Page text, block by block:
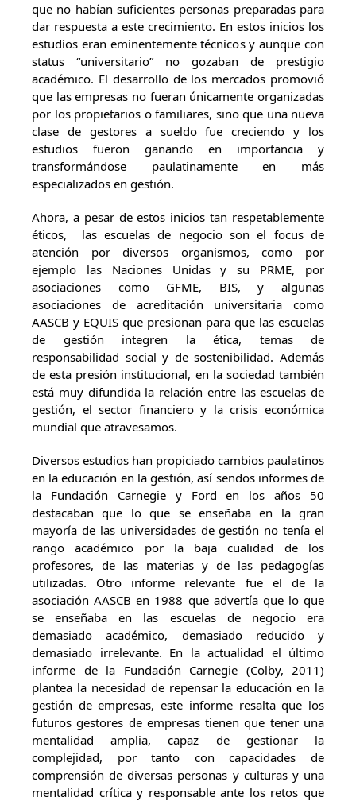
que no habían suficientes personas preparadas para
dar respuesta a este crecimiento. En estos inicios los
estudios eran eminentemente técnicos y aunque con
status “universitario” no gozaban de prestigio
académico. El desarrollo de los mercados promovió
que las empresas no fueran únicamente organizadas
por los propietarios o familiares, sino que una nueva
clase de gestores a sueldo fue creciendo y los
estudios fueron ganando en importancia y
transformándose paulatinamente en más
especializados en gestión.
Ahora, a pesar de estos inicios tan respetablemente
éticos, las escuelas de negocio son el focus de
atención por diversos organismos, como por
ejemplo las Naciones Unidas y su PRME, por
asociaciones como GFME, BIS, y algunas
asociaciones de acreditación universitaria como
AASCB y EQUIS que presionan para que las escuelas
de gestión integren la ética, temas de
responsabilidad social y de sostenibilidad. Además
de esta presión institucional, en la sociedad también
está muy difundida la relación entre las escuelas de
gestión, el sector financiero y la crisis económica
mundial que atravesamos.
Diversos estudios han propiciado cambios paulatinos
en la educación en la gestión, así sendos informes de
la Fundación Carnegie y Ford en los años 50
destacaban que lo que se enseñaba en la gran
mayoría de las universidades de gestión no tenía el
rango académico por la baja cualidad de los
profesores, de las materias y de las pedagogías
utilizadas. Otro informe relevante fue el de la
asociación AASCB en 1988 que advertía que lo que
se enseñaba en las escuelas de negocio era
demasiado académico, demasiado reducido y
demasiado irrelevante. En la actualidad el último
informe de la Fundación Carnegie (Colby, 2011)
plantea la necesidad de repensar la educación en la
gestión de empresas, este informe resalta que los
futuros gestores de empresas tienen que tener una
mentalidad amplia, capaz de gestionar la
complejidad, por tanto con capacidades de
comprensión de diversas personas y culturas y una
mentalidad crítica y responsable ante los retos que